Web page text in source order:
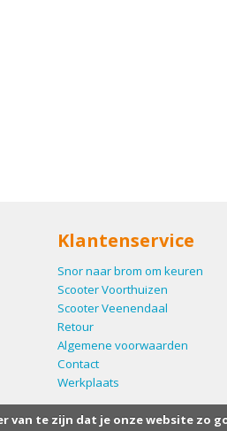
Klantenservice
Snor naar brom om keuren
Scooter Voorthuizen
Scooter Veenendaal
Retour
Algemene voorwaarden
Contact
Werkplaats
van te zijn dat je onze website